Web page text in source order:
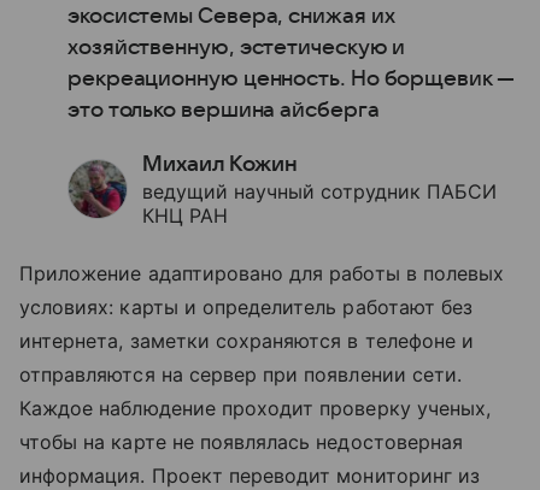
экосистемы Севера, снижая их
хозяйственную, эстетическую и
рекреационную ценность. Но борщевик —
это только вершина айсберга
Михаил Кожин
ведущий научный сотрудник ПАБСИ
КНЦ РАН
Приложение адаптировано для работы в полевых
условиях: карты и определитель работают без
интернета, заметки сохраняются в телефоне и
отправляются на сервер при появлении сети.
Каждое наблюдение проходит проверку ученых,
чтобы на карте не появлялась недостоверная
информация. Проект переводит мониторинг из